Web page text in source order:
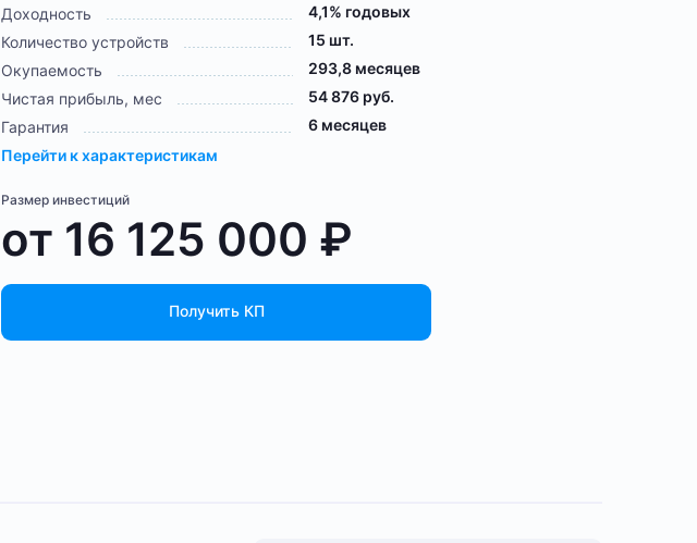
Доходность
4,1% годовых
Количество устройств
15 шт.
Окупаемость
293,8 месяцев
Чистая прибыль, мес
54 876 руб.
Гарантия
6 месяцев
Перейти к характеристикам
Размер инвестиций
от 16 125 000 ₽
Получить КП